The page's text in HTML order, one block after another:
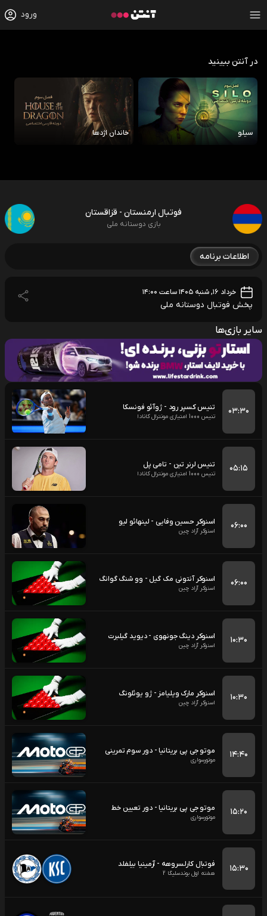
ورود
در آنتن ببینید
سیلو خاندان اژدها
فوتبال ارمنستان - قزاقستان
بازی دوستانه ملی
اطلاعات برنامه
خرداد ۱۶, شنبه ۱۴۰۵ ساعت ۱۴:۰۰
پخش فوتبال دوستانه ملی
سایر بازی‌ها
۰۳:۳۰ تنیس کسپر رود - ژوآئو فونسکا
تنیس 1000 امتیازی مونترال کانادا
۰۵:۱۵ تنیس لرنر تین - تامی پل
تنیس 1000 امتیازی مونترال کانادا
۰۶:۰۰ اسنوکر حسین وفایی - لینهائو لیو
اسنوکر آزاد چین
۰۶:۰۰ اسنوکر آنتونی مک گیل - وو شنگ گوانگ
اسنوکر آزاد چین
۱۰:۳۰ اسنوکر دینگ جونهوی - دیوید گیلبرت
اسنوکر آزاد چین
۱۰:۳۰ اسنوکر مارک ویلیامز - ژو یوئلونگ
اسنوکر آزاد چین
۱۴:۴۰ موتو جی پی بریتانیا - دور سوم تمرینی
موتورسواری
۱۵:۲۰ موتو جی پی بریتانیا - دور تعیین خط
موتورسواری
۱۵:۳۰ فوتبال کارلسروهه - آرمینیا بیلفلد
هفته اول بوندسلیگا 2